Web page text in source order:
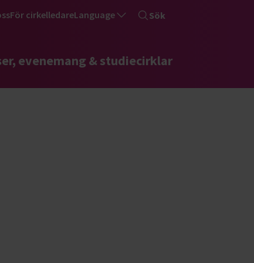
För cirkelledareLanguage Sök
evenemang & studiecirklar